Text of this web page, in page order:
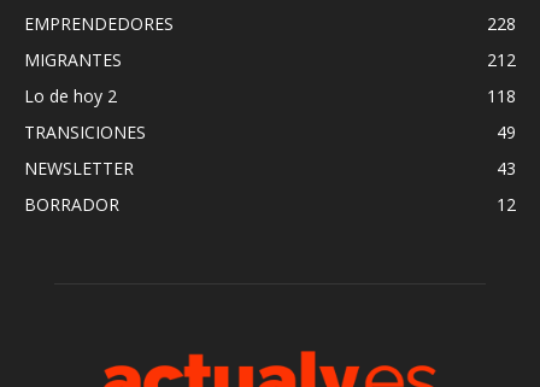
EMPRENDEDORES
228
MIGRANTES
212
Lo de hoy 2
118
TRANSICIONES
49
NEWSLETTER
43
BORRADOR
12